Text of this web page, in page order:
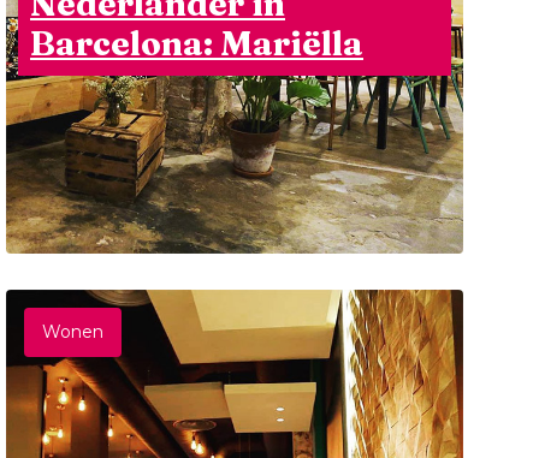
Barcelona: Mariëlla
Wonen